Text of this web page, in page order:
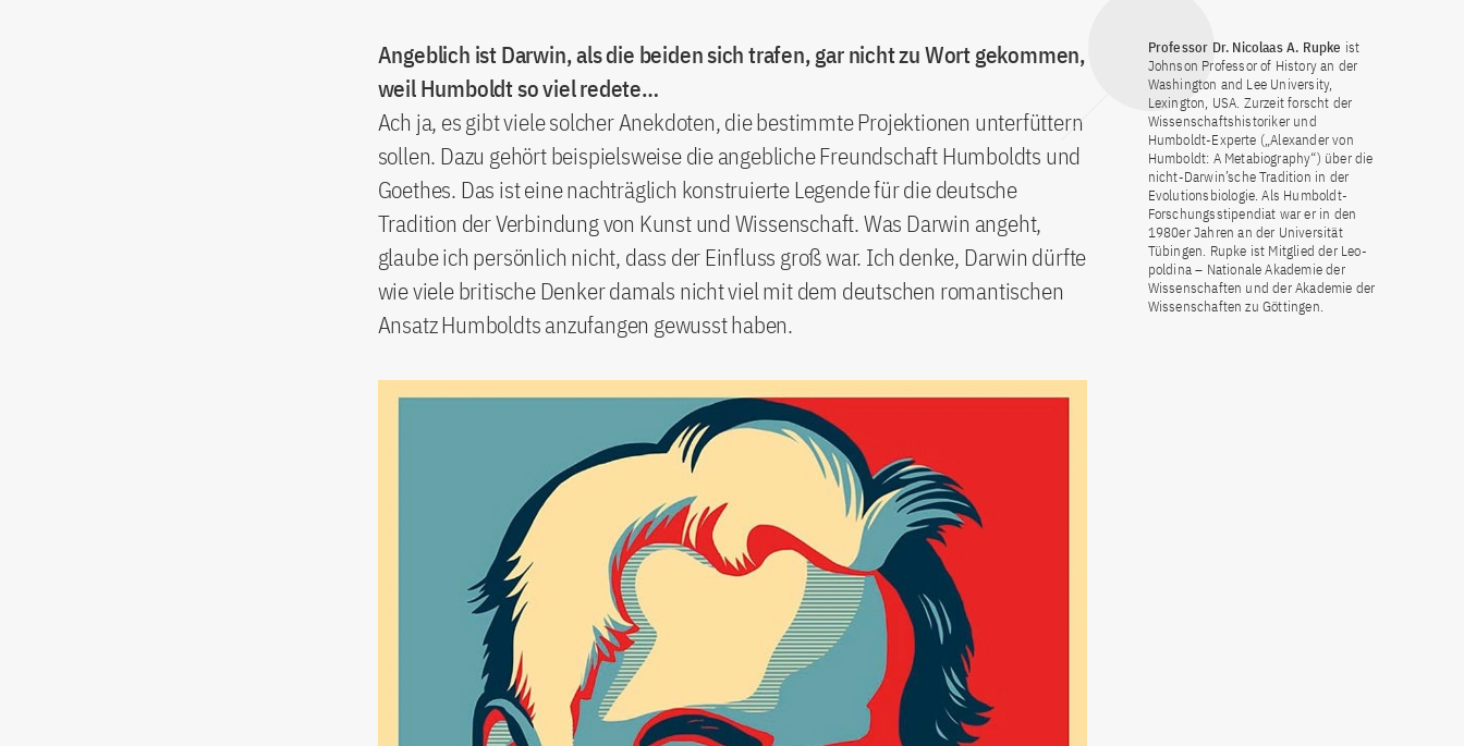
Professor Dr. Nicolaas A. Rupke ist
Johnson Professor of History an der
Washington and Lee University,
Lexington, USA. Zurzeit forscht der
Wissen­schafts­historiker und
Humboldt-Experte („Alexander von
Humboldt: A Meta­biography“) über die
nicht-Darwin’sche Tradition in der
Evolutionsbiologie. Als Humboldt-
Forschungsstipendiat war er in den
1980er Jahren an der Universität
Tübingen. Rupke ist Mitglied der Leo­
poldina – Nationale Akademie der
Wissenschaften und der Akademie der
Wissenschaften zu Göttingen.
Angeblich ist Darwin, als die beiden sich trafen, gar nicht zu Wort gekommen,
weil Humboldt so viel redete…
Ach ja, es gibt viele solcher Anekdoten, die bestimmte Projektionen unterfüttern
sollen. Dazu gehört beispielsweise die angebliche Freundschaft Humboldts und
Goethes. Das ist eine nachträglich konstruierte Legende für die deutsche
Tradition der Verbindung von Kunst und Wissenschaft. Was Darwin angeht,
glaube ich persönlich nicht, dass der Einfluss groß war. Ich denke, Darwin dürfte
wie viele britische Denker damals nicht viel mit dem deutschen romantischen
Ansatz Humboldts anzufangen gewusst haben.